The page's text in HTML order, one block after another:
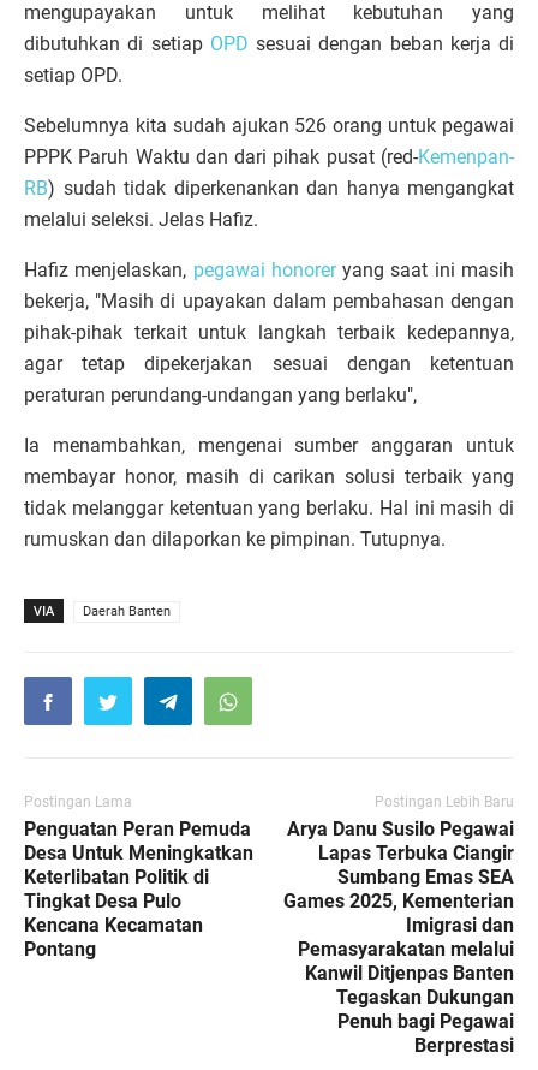
mengupayakan untuk melihat kebutuhan yang
dibutuhkan di setiap OPD sesuai dengan beban kerja di
setiap OPD.
Sebelumnya kita sudah ajukan 526 orang untuk pegawai
PPPK Paruh Waktu dan dari pihak pusat (red-Kemenpan-
RB) sudah tidak diperkenankan dan hanya mengangkat
melalui seleksi. Jelas Hafiz.
Hafiz menjelaskan, pegawai honoreryang saat ini masih
bekerja, "Masih di upayakan dalam pembahasan dengan
pihak-pihak terkait untuk langkah terbaik kedepannya,
agar tetap dipekerjakan sesuai dengan ketentuan
peraturan perundang-undangan yang berlaku",
Ia menambahkan, mengenai sumber anggaran untuk
membayar honor, masih di carikan solusi terbaik yang
tidak melanggar ketentuan yang berlaku. Hal ini masih di
rumuskan dan dilaporkan ke pimpinan. Tutupnya.
VIA Daerah Banten
Postingan Lama
Penguatan Peran Pemuda
Desa Untuk Meningkatkan
Keterlibatan Politik di
Tingkat Desa Pulo
Kencana Kecamatan
Pontang
Postingan Lebih Baru
Arya Danu Susilo Pegawai
Lapas Terbuka Ciangir
Sumbang Emas SEA
Games 2025, Kementerian
Imigrasi dan
Pemasyarakatan melalui
Kanwil Ditjenpas Banten
Tegaskan Dukungan
Penuh bagi Pegawai
Berprestasi